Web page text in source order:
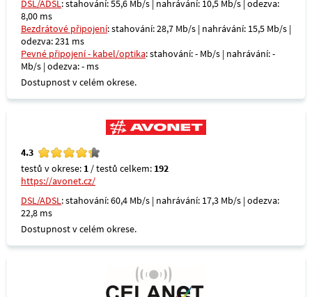
DSL/ADSL: stahování: 55,6 Mb/s | nahrávání: 10,5 Mb/s | odezva:
8,00 ms
Bezdrátové připojení: stahování: 28,7 Mb/s | nahrávání: 15,5 Mb/s |
odezva: 231 ms
Pevné připojení - kabel/optika: stahování: - Mb/s | nahrávání: -
Mb/s | odezva: - ms
Dostupnost v celém okrese.
4.3
testů v okrese: 1 / testů celkem: 192
https://avonet.cz/
DSL/ADSL: stahování: 60,4 Mb/s | nahrávání: 17,3 Mb/s | odezva:
22,8 ms
Dostupnost v celém okrese.